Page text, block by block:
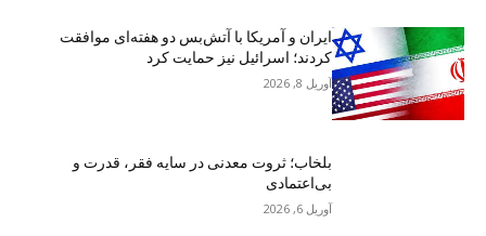
ایران و آمریکا با آتش‌بس دو هفته‌ای موافقت
کردند؛ اسرائیل نیز حمایت کرد
آوریل 8, 2026
بلخاب؛ ثروت معدنی در سایه فقر، قدرت و
بی‌اعتمادی
آوریل 6, 2026